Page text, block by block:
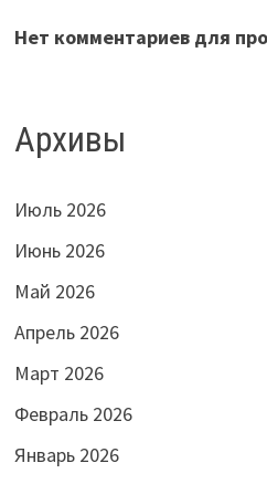
Нет комментариев для
Архивы
Июль 2026
Июнь 2026
Май 2026
Апрель 2026
Март 2026
Февраль 2026
Январь 2026